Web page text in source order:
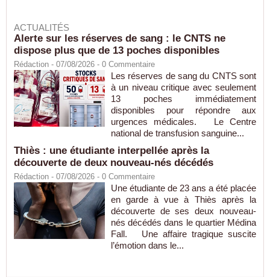
ACTUALITÉS
Alerte sur les réserves de sang : le CNTS ne
dispose plus que de 13 poches disponibles
Rédaction - 07/08/2026 - 0 Commentaire
Les réserves de sang du CNTS sont
à un niveau critique avec seulement
13 poches immédiatement
disponibles pour répondre aux
urgences médicales. Le Centre
national de transfusion sanguine...
Thiès : une étudiante interpellée après la
découverte de deux nouveau-nés décédés
Rédaction - 07/08/2026 - 0 Commentaire
Une étudiante de 23 ans a été placée
en garde à vue à Thiès après la
découverte de ses deux nouveau-
nés décédés dans le quartier Médina
Fall. Une affaire tragique suscite
l’émotion dans le...